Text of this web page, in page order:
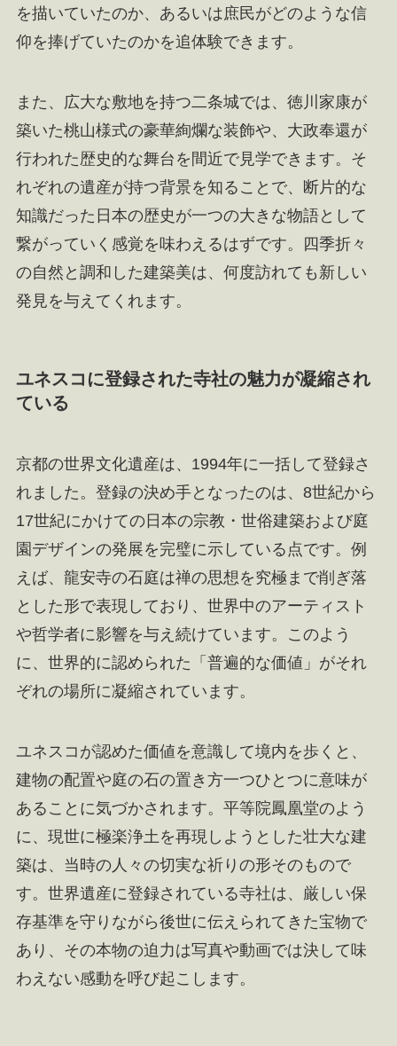
を描いていたのか、あるいは庶民がどのような信
仰を捧げていたのかを追体験できます。
また、広大な敷地を持つ二条城では、徳川家康が
築いた桃山様式の豪華絢爛な装飾や、大政奉還が
行われた歴史的な舞台を間近で見学できます。そ
れぞれの遺産が持つ背景を知ることで、断片的な
知識だった日本の歴史が一つの大きな物語として
繋がっていく感覚を味わえるはずです。四季折々
の自然と調和した建築美は、何度訪れても新しい
発見を与えてくれます。
ユネスコに登録された寺社の魅力が凝縮され
ている
京都の世界文化遺産は、1994年に一括して登録さ
れました。登録の決め手となったのは、8世紀から
17世紀にかけての日本の宗教・世俗建築および庭
園デザインの発展を完璧に示している点です。例
えば、龍安寺の石庭は禅の思想を究極まで削ぎ落
とした形で表現しており、世界中のアーティスト
や哲学者に影響を与え続けています。このよう
に、世界的に認められた「普遍的な価値」がそれ
ぞれの場所に凝縮されています。
ユネスコが認めた価値を意識して境内を歩くと、
建物の配置や庭の石の置き方一つひとつに意味が
あることに気づかされます。平等院鳳凰堂のよう
に、現世に極楽浄土を再現しようとした壮大な建
築は、当時の人々の切実な祈りの形そのもので
す。世界遺産に登録されている寺社は、厳しい保
存基準を守りながら後世に伝えられてきた宝物で
あり、その本物の迫力は写真や動画では決して味
わえない感動を呼び起こします。